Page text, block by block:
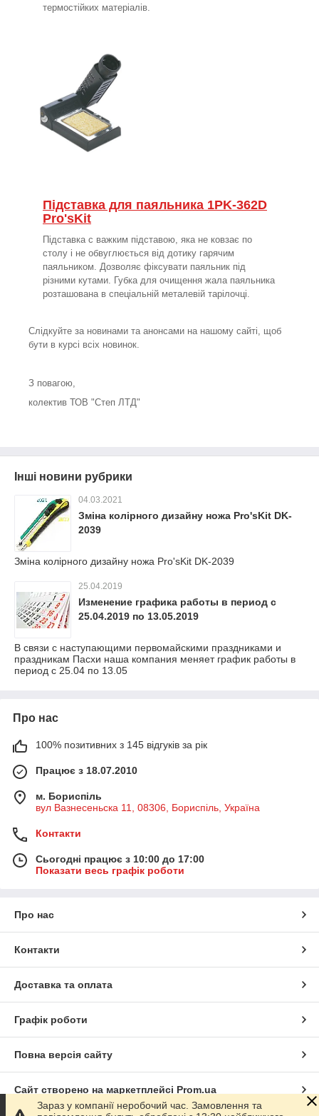
термостійких матеріалів.
Підставка для паяльника 1PK-362D
Pro'sKit
Підставка c важким підставою, яка не ковзає по
столу і не обвуглюється від дотику гарячим
паяльником. Дозволяє фіксувати паяльник під
різними кутами. Губка для очищення жала паяльника
розташована в спеціальній металевій тарілочці.
Слідкуйте за новинами та анонсами на нашому сайті, щоб
бути в курсі всіх новинок.
З повагою,
колектив ТОВ "Степ ЛТД"
Інші новини рубрики
04.03.2021
Зміна колірного дизайну ножа Pro'sKit DK-
2039
Зміна колірного дизайну ножа Pro'sKit DK-2039
25.04.2019
Изменение графика работы в период с
25.04.2019 по 13.05.2019
В связи с наступающими первомайскими праздниками и
праздникам Пасхи наша компания меняет график работы в
период с 25.04 по 13.05
Про нас
100% позитивних з 145 відгуків за рік
Працює з 18.07.2010
м. Бориспіль
вул Вазнесеньска 11, 08306, Бориспіль, Україна
Контакти
Сьогодні працює з 10:00 до 17:00
Показати весь графік роботи
Про нас
Контакти
Доставка та оплата
Графік роботи
Повна версія сайту
Сайт створено на маркетплейсі Prom.ua
Зараз у компанії неробочий час. Замовлення та